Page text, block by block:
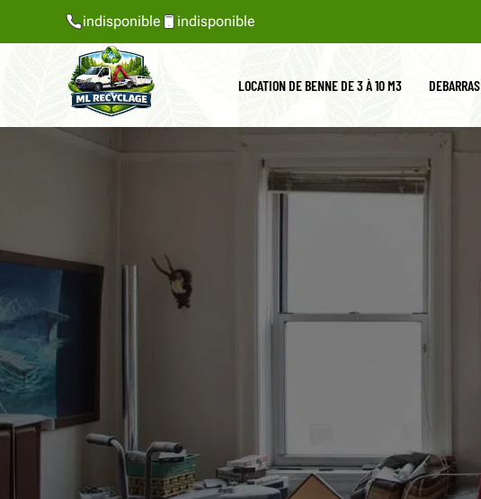
indisponible indisponible
LOCATION DE BENNE DE 3 À 10 M3 DEBARRAS